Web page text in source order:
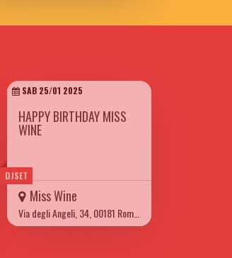
DJSET
SAB 25/01 2025
HAPPY BIRTHDAY MISS
WINE
Miss Wine